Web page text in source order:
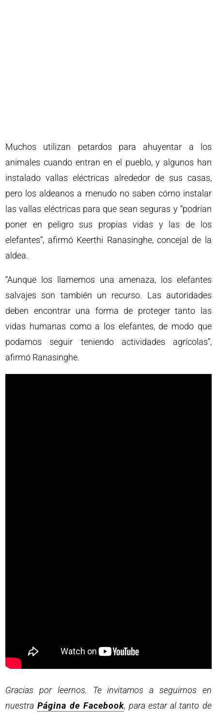
Muchos utilizan petardos para ahuyentar a los
animales cuando entran en el pueblo, y algunos han
instalado vallas eléctricas alrededor de sus casas,
pero los aldeanos a menudo no saben cómo instalar
las vallas eléctricas para que sean seguras y “podrían
poner en peligro sus propias vidas y las de los
elefantes”, afirmó Keerthi Ranasinghe, concejal de la
aldea.
“Aunque los llamemos una amenaza, los elefantes
salvajes son también un recurso. Las autoridades
deben encontrar una forma de proteger tanto las
vidas humanas como a los elefantes, de modo que
podamos seguir teniendo actividades agrícolas”,
afirmó Ranasinghe.
Gracias por leernos. Te invitamos a seguirnos en
nuestra Página de Facebook, para estar al tanto de